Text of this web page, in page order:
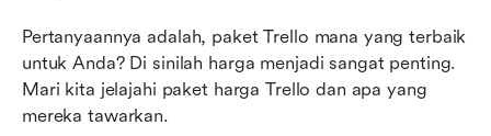
Pertanyaannya adalah, paket Trello mana yang terbaik
untuk Anda? Di sinilah harga menjadi sangat penting.
Mari kita jelajahi paket harga Trello dan apa yang
mereka tawarkan.